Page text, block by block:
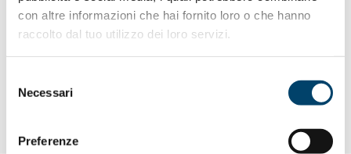
con altre informazioni che hai fornito loro o che hanno
raccolto dal tuo utilizzo dei loro servizi.
delNecessari
Preferenze